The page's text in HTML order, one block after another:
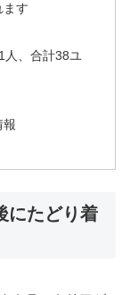
ます
人、合計38ユ
報
にたどり着